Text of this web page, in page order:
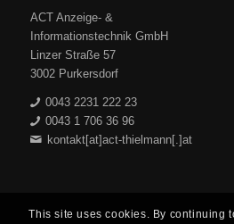
ACT Anzeige- &
Informationstechnik GmbH
Linzer Straße 57
3002 Purkersdorf
0043 2231 222 23
0043 1 706 36 96
kontakt[at]act-thielmann[.]at
This site uses cookies. By continuing